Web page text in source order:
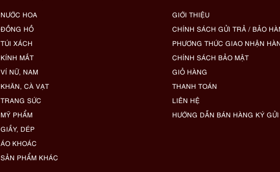
NƯỚC HOA
ĐỒNG HỒ
TÚI XÁCH
KÍNH MẮT
VÍ NỮ, NAM
KHĂN, CÀ VẠT
TRANG SỨC
MỸ PHẨM
GIẦY, DÉP
ÁO KHOÁC
SẢN PHẨM KHÁC
GIỚI THIỆU
CHÍNH SÁCH GỬI TRẢ / BẢO
PHƯƠNG THỨC GIAO NHẬN
CHÍNH SÁCH BẢO MẬT
GIỎ HÀNG
THANH TOÁN
LIÊN HỆ
HƯỚNG DẪN BÁN HÀNG KÝ GỬI